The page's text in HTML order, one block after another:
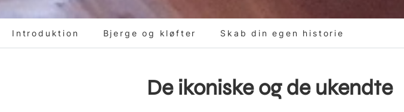
Introduktion Bjerge og kløfter Skab din egen historie
De ikoniske og de ukendte